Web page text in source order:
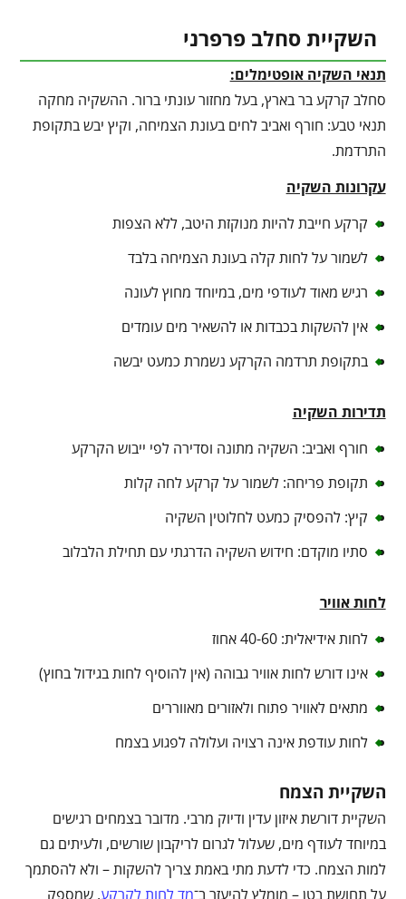
השקיית סחלב פרפרני
תנאי השקיה אופטימלים:
סחלב קרקע בר בארץ, בעל מחזור עונתי ברור. ההשקיה מחקה
תנאי טבע: חורף ואביב לחים בעונת הצמיחה, וקיץ יבש בתקופת
התרדמת.
עקרונות השקיה
קרקע חייבת להיות מנוקזת היטב, ללא הצפות
לשמור על לחות קלה בעונת הצמיחה בלבד
רגיש מאוד לעודפי מים, במיוחד מחוץ לעונה
אין להשקות בכבדות או להשאיר מים עומדים
בתקופת תרדמה הקרקע נשמרת כמעט יבשה
תדירות השקיה
חורף ואביב: השקיה מתונה וסדירה לפי ייבוש הקרקע
תקופת פריחה: לשמור על קרקע לחה קלות
קיץ: להפסיק כמעט לחלוטין השקיה
סתיו מוקדם: חידוש השקיה הדרגתי עם תחילת הלבלוב
לחות אוויר
לחות אידיאלית: 40-60 אחוז
אינו דורש לחות אוויר גבוהה (אין להוסיף לחות בגידול בחוץ)
מתאים לאוויר פתוח ולאזורים מאווררים
לחות עודפת אינה רצויה ועלולה לפגוע בצמח
השקיית הצמח
השקיית דורשת איזון עדין ודיוק מרבי. מדובר בצמחים רגישים
במיוחד לעודף מים, שעלול לגרום לריקבון שורשים, ולעיתים גם
למות הצמח. כדי לדעת מתי באמת צריך להשקות – ולא להסתמך
על תחושת בטן – מומלץ להיעזר ב־מד לחות לקרקע, שמספק